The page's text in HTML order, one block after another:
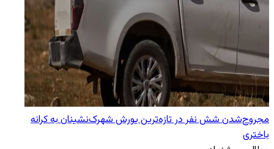
مجروح‌شدن شش نفر در تازه‌‌ترین یورش‌ شهرک‌نشینان به کرانه
باختری